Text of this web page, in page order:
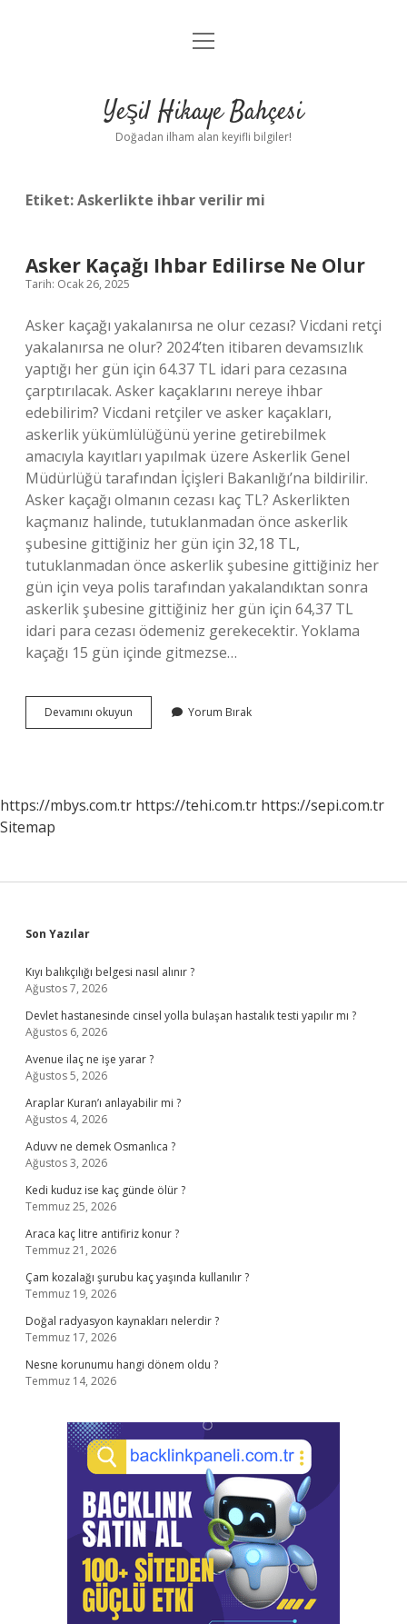
Anasayfa
Yasal Uyarı
menüyü
Yeşil Hikaye Bahçesi
Doğadan ilham alan keyifli bilgiler!
Etiket:Askerlikte ihbar verilir mi
Asker Kaçağı Ihbar Edilirse Ne Olur
Tarih: Ocak 26, 2025
Asker kaçağı yakalanırsa ne olur cezası? Vicdani retçi
yakalanırsa ne olur? 2024’ten itibaren devamsızlık
yaptığı her gün için 64.37 TL idari para cezasına
çarptırılacak. Asker kaçaklarını nereye ihbar
edebilirim? Vicdani retçiler ve asker kaçakları,
askerlik yükümlülüğünü yerine getirebilmek
amacıyla kayıtları yapılmak üzere Askerlik Genel
Müdürlüğü tarafından İçişleri Bakanlığı’na bildirilir.
Asker kaçağı olmanın cezası kaç TL? Askerlikten
kaçmanız halinde, tutuklanmadan önce askerlik
şubesine gittiğiniz her gün için 32,18 TL,
tutuklanmadan önce askerlik şubesine gittiğiniz her
gün için veya polis tarafından yakalandıktan sonra
askerlik şubesine gittiğiniz her gün için 64,37 TL
idari para cezası ödemeniz gerekecektir. Yoklama
kaçağı 15 gün içinde gitmezse…
Devamını okuyun
Kaçağı
Yorum Bırak
https://mbys.com.tr https://tehi.com.tr https://sepi.com.tr
Sitemap
Sidebar
Son Yazılar
Kıyı balıkçılığı belgesi nasıl alınır ?
Ağustos 7, 2026
Devlet hastanesinde cinsel yolla bulaşan hastalık testi yapılır mı ?
Ağustos 6, 2026
Avenue ilaç ne işe yarar ?
Ağustos 5, 2026
Araplar Kuran’ı anlayabilir mi ?
Ağustos 4, 2026
Aduvv ne demek Osmanlıca ?
Ağustos 3, 2026
Kedi kuduz ise kaç günde ölür ?
Temmuz 25, 2026
Araca kaç litre antifiriz konur ?
Temmuz 21, 2026
Çam kozalağı şurubu kaç yaşında kullanılır ?
Temmuz 19, 2026
Doğal radyasyon kaynakları nelerdir ?
Temmuz 17, 2026
Nesne korunumu hangi dönem oldu ?
Temmuz 14, 2026